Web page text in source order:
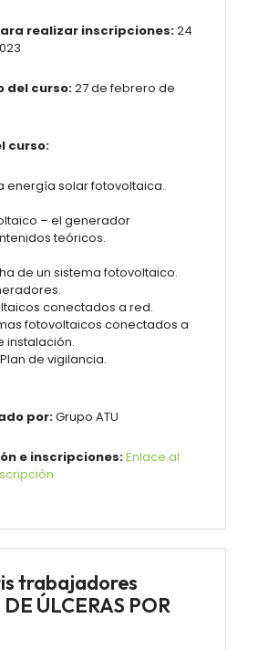
realizar inscripciones:24
del curso:27 de febrero de
curso:
energía solar fotovoltaica.
– el generador
teóricos.
de un sistema fotovoltaico.
conectados a red.
fotovoltaicos conectados a
instalación.
de vigilancia.
por:Grupo ATU
e inscripciones:Enlace al
trabajadores
ÚLCERAS POR